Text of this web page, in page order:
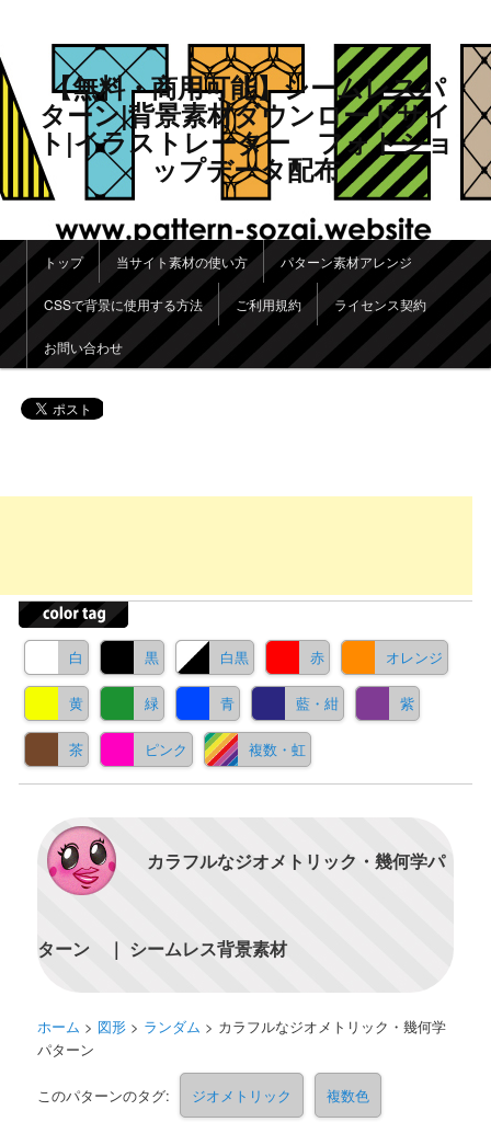
【無料・商用可能】シームレスパ
ターン|背景素材ダウンロードサイ
ト|イラストレーター フォトショ
ップデータ配布
メインメニュー
メインコンテンツへ移動
サブコンテンツへ移動
トップ 当サイト素材の使い方 パターン素材アレンジ
CSSで背景に使用する方法 ご利用規約 ライセンス契約
お問い合わせ
白 黒 白黒 赤 オレンジ
黄 緑 青 藍・紺 紫
茶 ピンク 複数・虹
カラフルなジオメトリック・幾何学パ
ターン ｜ シームレス背景素材
ホーム > 図形 > ランダム > カラフルなジオメトリック・幾何学
パターン
このパターンのタグ: ジオメトリック 複数色